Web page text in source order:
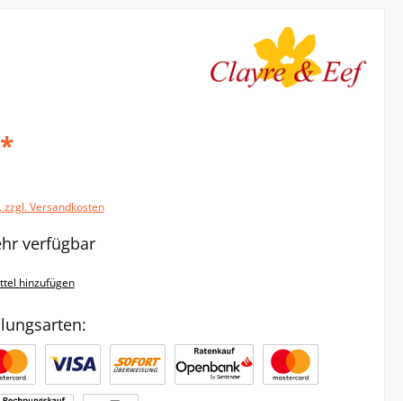
zzgl. Versandkosten
verfügbar
hinzufügen